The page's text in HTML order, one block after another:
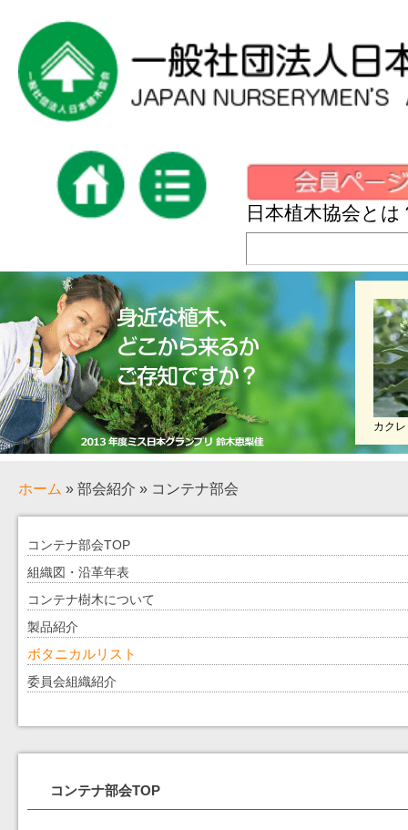
日本植木協会とは
カク
ホーム » 部会紹介 » コンテナ部会
コンテナ部会TOP
組織図・沿革年表
コンテナ樹木について
製品紹介
ボタニカルリスト
委員会組織紹介
コンテナ部会TOP